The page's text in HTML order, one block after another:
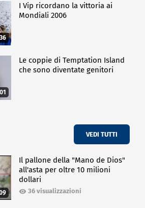
I Vip ricordano la vittoria ai
Mondiali 2006
Le coppie di Temptation Island
che sono diventate genitori
VEDI TUTTI
Il pallone della "Mano de Dios"
all'asta per oltre 10 milioni
dollari
36 visualizzazioni